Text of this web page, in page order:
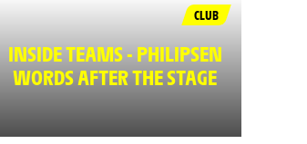
CLUB
INSIDE TEAMS - PHILIPSEN
WORDS AFTER THE STAGE